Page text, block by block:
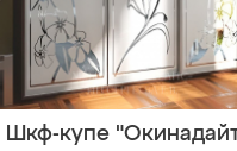
Шкф-купе